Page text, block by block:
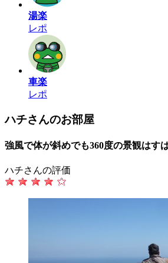
湯楽
レポ
車楽
レポ
ハチさんのお部屋
強風で体が斜めでも360度の景観はす
ハチさんの評価